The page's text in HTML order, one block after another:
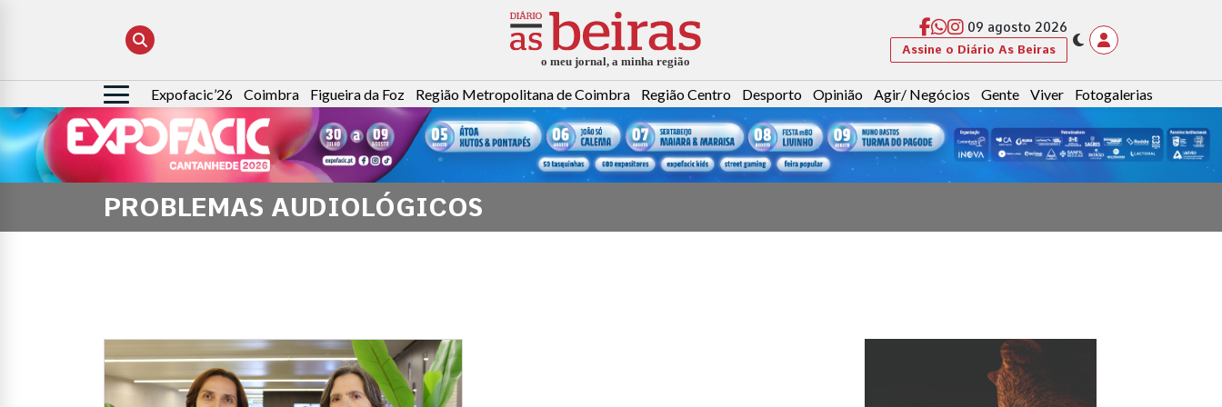
09 agosto 2026
Assine o Diário As Beiras
Pesquisar
por:
Expofacic’26 Coimbra Figueira da Foz Região Metropolitana de Coimbra Região Centro Desporto Opinião Agir/ Negócios Gente Viver Fotogalerias
PROBLEMAS AUDIOLÓGICOS